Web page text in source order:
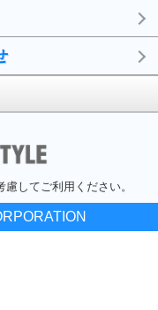
してご利用ください。